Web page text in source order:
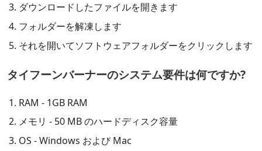
ダウンロードしたファイルを開きます
フォルダーを解凍します
それを開いてソフトウェアフォルダーをクリックします
タイフーンバーナーのシステム要件は何ですか?
RAM - 1GB RAM
メモリ - 50 MB のハードディスク容量
OS - Windows および Mac